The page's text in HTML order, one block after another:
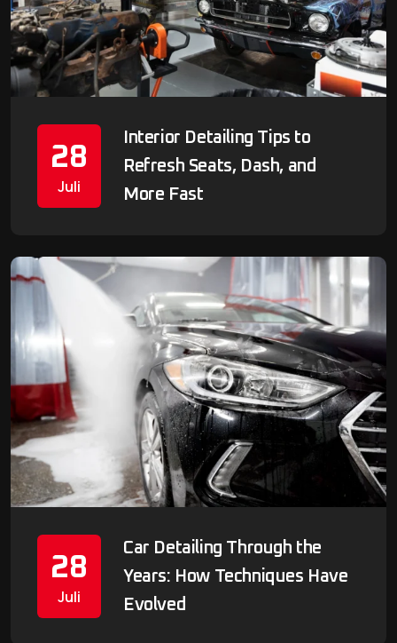
28
Juli
Interior Detailing Tips to
Refresh Seats, Dash, and
More Fast
28
Juli
Car Detailing Through the
Years: How Techniques Have
Evolved